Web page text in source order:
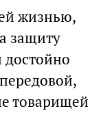
жизнью,
защиту
достойно
товарищей